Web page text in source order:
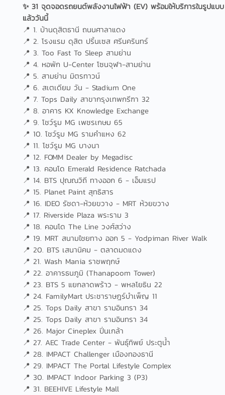
✨ 31 จุดจอดรถยนต์พลังงานไฟฟ้า (EV) พร้อมให้บริการในรูปแบบ
แล้ววันนี้
📍 1. บ้านดุสิตธานี ถนนศาลาแดง
📍 2. โรงแรม ดุสิต ปริ้นเซส ศรีนครินทร์
📍 3. Too Fast To Sleep สามย่าน
📍 4. หอพัก U-Center โซนจุฬา-สามย่าน
📍 5. สามย่าน มิตรทาวน์
📍 6. สเตเดียม วัน - Stadium One
📍 7. Tops Daily สาขากรุงเทพกรีฑา 32
📍 8. อาคาร KX Knowledge Exchange
📍 9. โชว์รูม MG เพชรเกษม 65
📍 10. โชว์รูม MG รามคำแหง 62
📍 11. โชว์รูม MG บางนา
📍 12. FOMM Dealer by Megadisc
📍 13. คอนโด Emerald Residence Ratchada
📍 14. BTS ปุณณวิถี ทางออก 6 - เอ็มแรป
📍 15. Planet Paint สุทธิสาร
📍 16. IDEO รัชดา-ห้วยขวาง - MRT ห้วยขวาง
📍 17. Riverside Plaza พระราม 3
📍 18. คอนโด The Line วงศ์สว่าง
📍 19. MRT สนามไชยทาง ออก 5 - Yodpiman River Walk
📍 20. BTS เสนานิคม - ตลาดมดแดง
📍 21. Wash Mania ราชพฤกษ์
📍 22. อาคารธนภูมิ (Thanapoom Tower)
📍 23. BTS 5 แยกลาดพร้าว - พหลโยธิน 22
📍 24. FamilyMart ประชาราษฎร์บำเพ็ญ 11
📍 25. Tops Daily สาขา รามอินทรา 34
📍 25. Tops Daily สาขา รามอินทรา 34
📍 26. Major Cineplex ปิ่นเกล้า
📍 27. AEC Trade Center - พันธุ์ทิพย์ ประตูน้ำ
📍 28. IMPACT Challenger เมืองทองธานี
📍 29. IMPACT The Portal Lifestyle Complex
📍 30. IMPACT Indoor Parking 3 (P3)
📍 31. BEEHIVE Lifestyle Mall